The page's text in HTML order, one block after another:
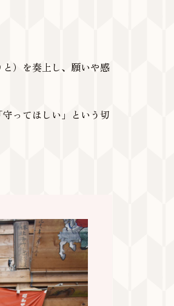
）を奏上し、願いや感
ってほしい」という切